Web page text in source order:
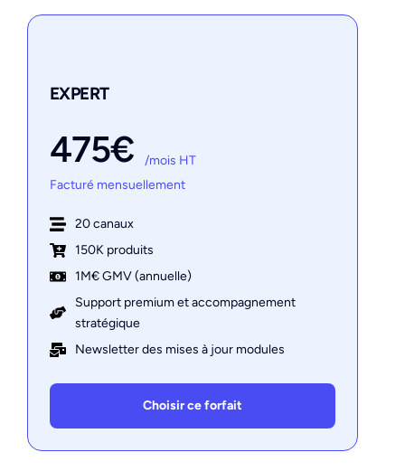
EXPERT
475€
/mois HT
Facturé mensuellement
20 canaux
150K produits
1M€ GMV (annuelle)
Support premium et accompagnement
stratégique
Newsletter des mises à jour modules
Choisir ce forfait